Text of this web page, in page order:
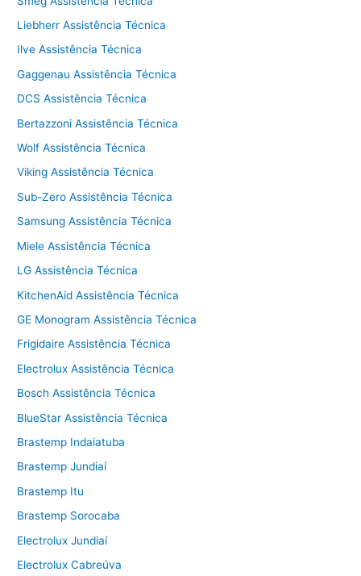
Liebherr Assistência Técnica
Ilve Assistência Técnica
Gaggenau Assistência Técnica
DCS Assistência Técnica
Bertazzoni Assistência Técnica
Wolf Assistência Técnica
Viking Assistência Técnica
Sub-Zero Assistência Técnica
Samsung Assistência Técnica
Miele Assistência Técnica
LG Assistência Técnica
KitchenAid Assistência Técnica
GE Monogram Assistência Técnica
Frigidaire Assistência Técnica
Electrolux Assistência Técnica
Bosch Assistência Técnica
BlueStar Assistência Técnica
Brastemp Indaiatuba
Brastemp Jundiaí
Brastemp Itu
Brastemp Sorocaba
Electrolux Jundiaí
Electrolux Cabreúva